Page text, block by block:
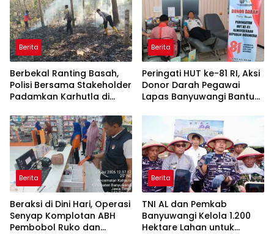
Berita
Berbekal Ranting Basah,
Polisi Bersama Stakeholder
Padamkan Karhutla di
Trenggalek
Berita
Peringati HUT ke-81 RI, Aksi
Donor Darah Pegawai
Lapas Banyuwangi Bantu
Berita
Beraksi di Dini Hari, Operasi
Senyap Komplotan ABH
Pembobol Ruko dan
Berita
TNI AL dan Pemkab
Banyuwangi Kelola 1.200
Hektare Lahan untuk